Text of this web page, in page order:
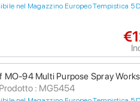
nel Magazzino Europeo Tempistica 5
MO-94 Multi Purpose Spray
: MG5454